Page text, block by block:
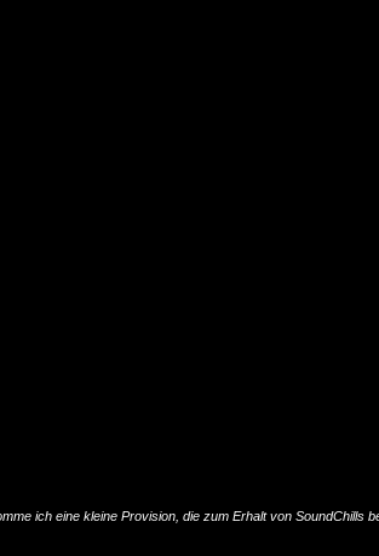
ich eine kleine Provision, die zum Erhalt von SoundChills